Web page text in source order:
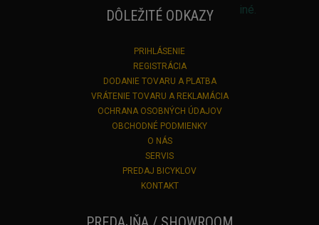
DÔLEŽITÉ ODKAZY
PRIHLÁSENIE
REGISTRÁCIA
DODANIE TOVARU A PLATBA
VRÁTENIE TOVARU A REKLAMÁCIA
OCHRANA OSOBNÝCH ÚDAJOV
OBCHODNÉ PODMIENKY
O NÁS
SERVIS
PREDAJ BICYKLOV
KONTAKT